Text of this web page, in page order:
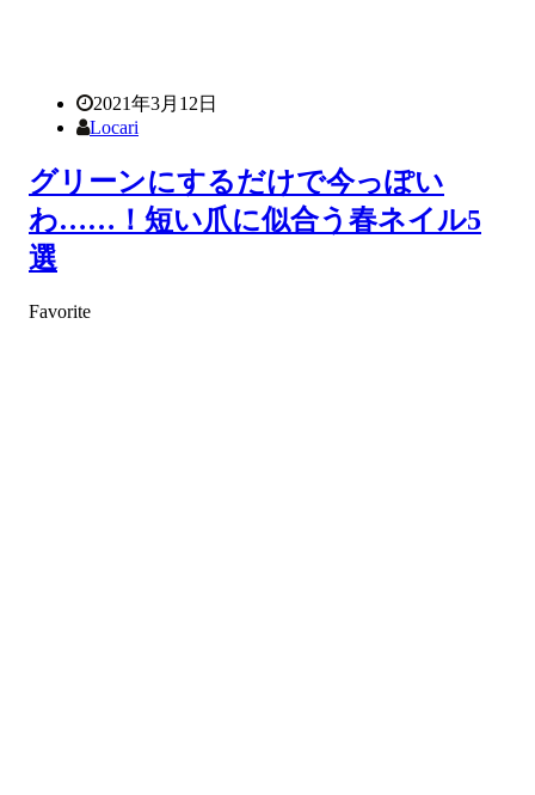
2021年3月12日
Locari
グリーンにするだけで今っぽい
わ……！短い爪に似合う春ネイル5
選
Favorite